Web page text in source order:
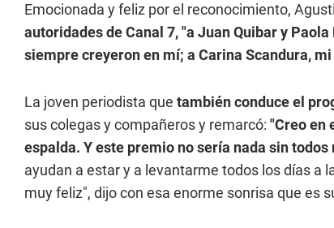
Emocionada y feliz por el reconocimiento,
autoridades de Canal 7, "a Juan Quibar y
siempre creyeron en mí; a Carina Scandura,
La joven periodista que también conduce el
sus colegas y compañeros y remarcó: "Creo en
espalda. Y este premio no sería nada sin
ayudan a estar y a levantarme todos los días a
muy feliz", dijo con esa enorme sonrisa que es